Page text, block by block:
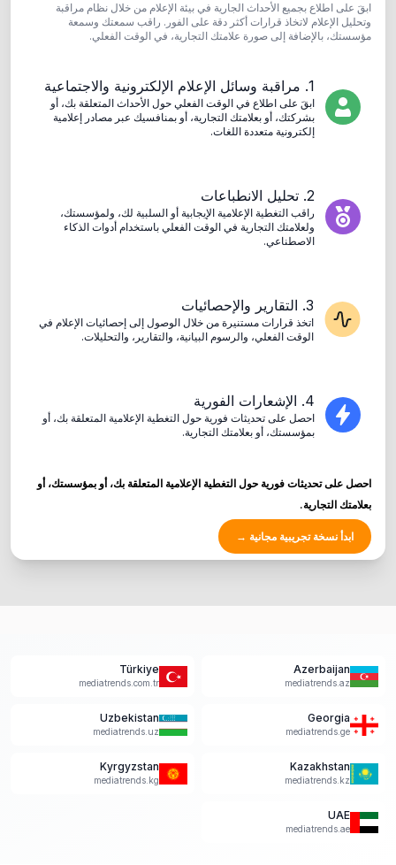
ابقَ على اطلاع بجميع الأحداث الجارية في بيئة الإعلام من خلال نظام مراقبة
وتحليل الإعلام لاتخاذ قرارات أكثر دقة على الفور. راقب سمعتك وسمعة
مؤسستك، بالإضافة إلى صورة علامتك التجارية، في الوقت الفعلي.
1. مراقبة وسائل الإعلام الإلكترونية والاجتماعية
ابقَ على اطلاع في الوقت الفعلي حول الأحداث المتعلقة بك، أو
بشركتك، أو بعلامتك التجارية، أو بمنافسيك عبر مصادر إعلامية
إلكترونية متعددة اللغات.
2. تحليل الانطباعات
راقب التغطية الإعلامية الإيجابية أو السلبية لك، ولمؤسستك،
ولعلامتك التجارية في الوقت الفعلي باستخدام أدوات الذكاء
الاصطناعي.
3. التقارير والإحصائيات
اتخذ قرارات مستنيرة من خلال الوصول إلى إحصائيات الإعلام في
الوقت الفعلي، والرسوم البيانية، والتقارير، والتحليلات.
4. الإشعارات الفورية
احصل على تحديثات فورية حول التغطية الإعلامية المتعلقة بك، أو
بمؤسستك، أو بعلامتك التجارية.
احصل على تحديثات فورية حول التغطية الإعلامية المتعلقة بك، أو بمؤسستك، أو
بعلامتك التجارية.
ابدأ نسخة تجريبية مجانية →
Azerbaijan
mediatrends.az
Türkiye
mediatrends.com.tr
Georgia
mediatrends.ge
Uzbekistan
mediatrends.uz
Kazakhstan
mediatrends.kz
Kyrgyzstan
mediatrends.kg
UAE
mediatrends.ae